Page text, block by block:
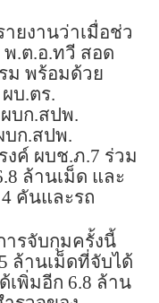
ยงานว่าเมื่อช่ว
.ต.อ.ทวี สอด
ม พร้อมด้วย
บ.ตร.
บก.สปพ.
บก.สปพ.
ค์ ผบช.ภ.7 ร่วม
ล้านเม็ด และ
คันและรถ
ารจับกุมครั้งนี้
ล้านเม็ดที่จับได้
พิ่มอีก 6.8 ล้าน